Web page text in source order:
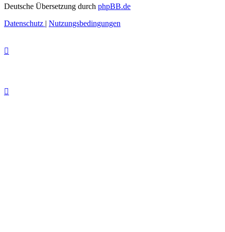
Deutsche Übersetzung durch phpBB.de
Datenschutz | Nutzungsbedingungen